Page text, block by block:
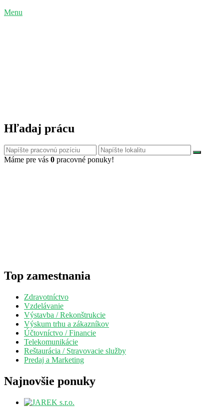
Menu
Hľadaj prácu
Máme pre vás 0 pracovné ponuky!
Top zamestnania
Zdravotníctvo
Vzdelávanie
Výstavba / Rekonštrukcie
Výskum trhu a zákazníkov
Účtovníctvo / Financie
Telekomunikácie
Reštaurácia / Stravovacie služby
Predaj a Marketing
Najnovšie ponuky